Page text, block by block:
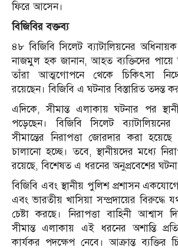
ফিরে আসেন।
বিজিবির বক্তব্য
৪৮ বিজিবি সিলেট ব্যাটালিয়নের অধিনায়ক
নাজমুল হক জানান, আহত ব্যক্তিদের পায়ে
তাঁরা আত্মগোপনে থেকে চিকিৎসা
রয়েছেন। বিজিবি এ ঘটনার বিস্তারিত তদন্ত
এদিকে, সীমান্ত এলাকায় ঘটনার পর
পড়েছেন। বিজিবি সিলেট ব্যাটালিয়নের
সীমান্তের নিরাপত্তা জোরদার করা
চালানো হচ্ছে। তবে, স্থানীয়দের মধ্যে
রয়েছে, বিশেষত এ ধরনের অনুপ্রবেশের ঘটনা
বিজিবি এবং স্থানীয় পুলিশ প্রশাসন
এবং ভারতীয় খাসিয়া সম্প্রদায়ের বিরুদ্ধে
চেষ্টা করছে। নিরাপত্তা বাহিনী আশ্বাস
সীমান্ত এলাকায় এই ধরনের অশান্তি
কার্যকর পদক্ষেপ নেবে। আক্রান্ত ব্যক্তির